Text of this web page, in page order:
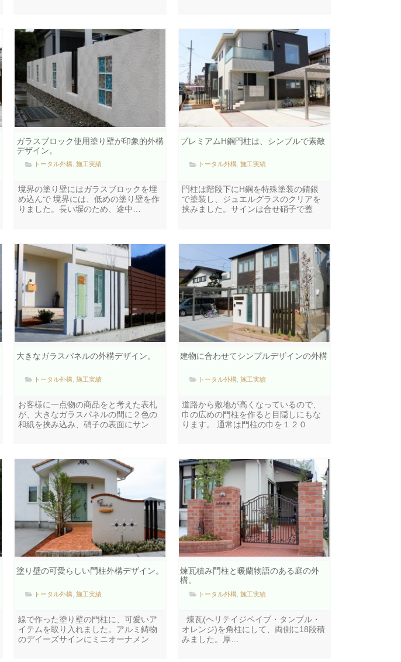
ガラスブロック使用塗り壁が印象的外構
デザイン。
トータル外構,施工実績
境界の塗り壁にはガラスブロックを埋
め込んで 境界には、低めの塗り壁を作
りました。長い塀のため、途中…
プレミアムH鋼門柱は、シンプルで素敵
トータル外構, 施工実績
門柱は階段下にH鋼を特殊塗装の錆銀
で塗装し、ジュエルグラスのクリアを
挟みました。サインは合せ硝子で蓋
大きなガラスパネルの外構デザイン。
トータル外構 ,施工実績
お客様に一点物の商品をと考えた表札
が、大きなガラスパネルの間に２色の
和紙を挟み込み、硝子の表面にサン
建物に合わせてシンプルデザインの外構
トータル外構, 施工実績
道路から敷地が高くなっているので、
巾の広めの門柱を作ると目隠しにもな
ります。 通常は門柱の巾を１２０
塗り壁の可愛らしい門柱外構デザイン。
トータル外構 ,施工実績
線で作った塗り壁の門柱に、可愛いア
イテムを取り入れました。アルミ鋳物
のデイーズサインにミニオーナメン
煉瓦積み門柱と暖蘭物語のある庭の外
構。
トータル外構, 施工実績
煉瓦(ヘリテイジペイブ・タンブル・
オレンジ)を角柱にして、両側に18段積
みました。厚…